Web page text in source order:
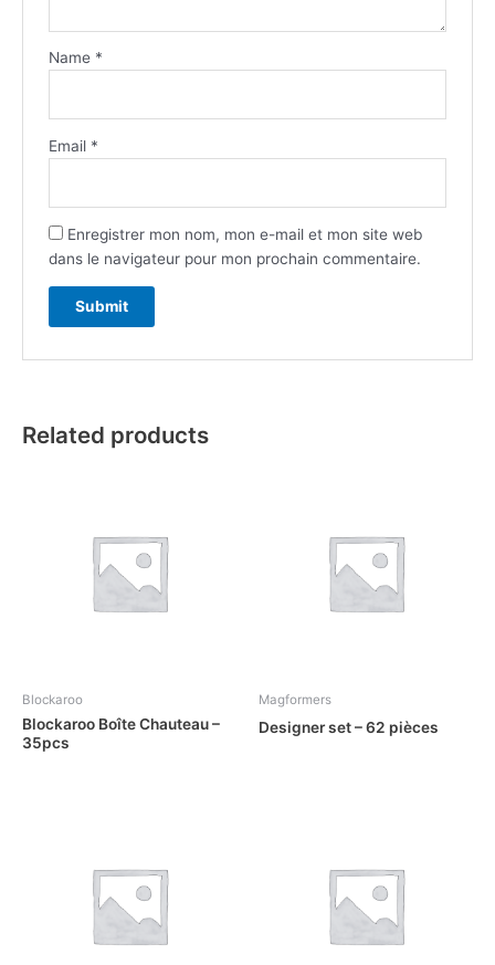
Name *
Email *
Enregistrer mon nom, mon e-mail et mon site web
dans le navigateur pour mon prochain commentaire.
Related products
Blockaroo
Blockaroo Boîte Chauteau –
35pcs
Magformers
Designer set – 62 pièces